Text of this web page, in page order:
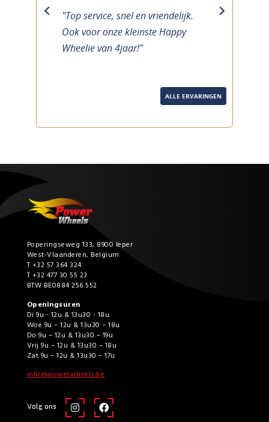
"Top service, snel en vriendelijk.
Ook voor onze kleinste Happy
Wheelie van 4jaar!"
previous next
ALLE ERVARINGEN
Poperingseweg 133, 8900 Ieper
West-Vlaanderen, Belgium
T +32 57 364 324
T +32 477 30 55 23
BTW BE0884 256 552
Openingsuren
Di 9u - 12u & 13u30 - 18u
Woe 9u – 12u & 13u30 – 18u
Do 9u – 12u & 13u30 – 19u
Vrij 9u – 12u & 13u30 – 18u
Zat 9u – 12u & 13u30 – 17u
info@powerwheels.be
Volg ons